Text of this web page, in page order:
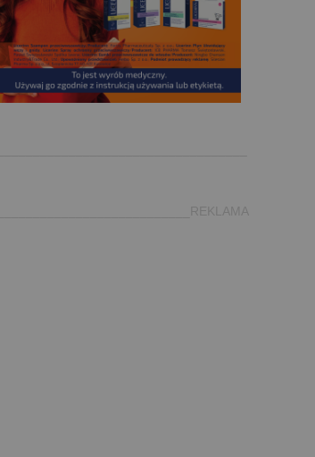
___________________________REKLAMA